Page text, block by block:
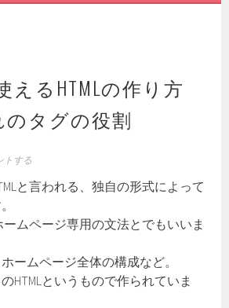
えるHTMLの作り方
タグの役割
トする
と言われる、独自の形式によって
ームページ専用の文法とでもいいま
ームページ全体の構成など。
HTMLというもので作られていま